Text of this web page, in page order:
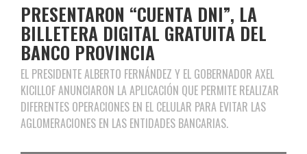
PRESENTARON “CUENTA DNI”, LA
BILLETERA DIGITAL GRATUITA DEL
BANCO PROVINCIA
EL PRESIDENTE ALBERTO FERNÁNDEZ Y EL GOBERNADOR AXEL
KICILLOF ANUNCIARON LA APLICACIÓN QUE PERMITE REALIZAR
DIFERENTES OPERACIONES EN EL CELULAR PARA EVITAR LAS
AGLOMERACIONES EN LAS ENTIDADES BANCARIAS.